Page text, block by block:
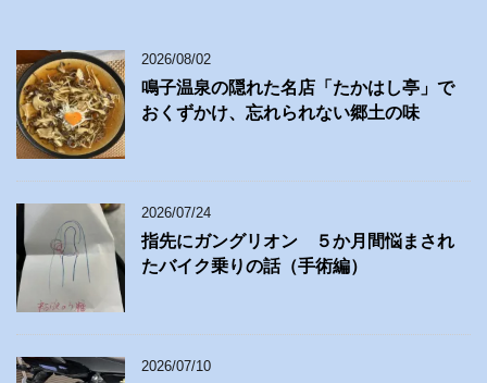
2026/08/02
鳴子温泉の隠れた名店「たかはし亭」で
おくずかけ、忘れられない郷土の味
2026/07/24
指先にガングリオン ５か月間悩まされ
たバイク乗りの話（手術編）
2026/07/10